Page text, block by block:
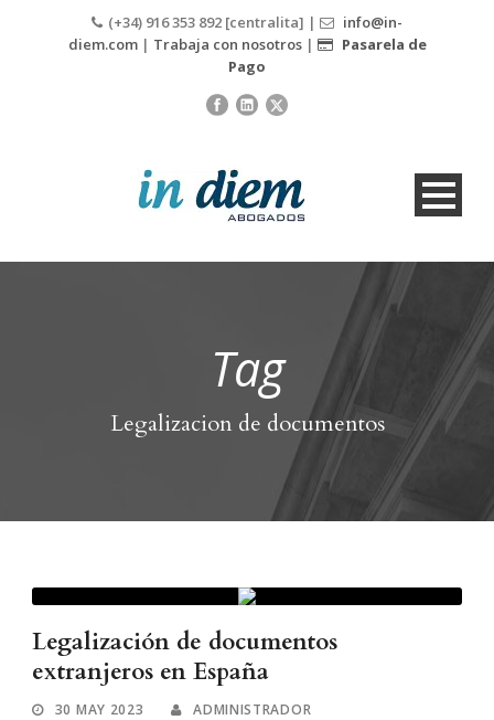
(+34) 916 353 892 [centralita] |
info@in-
diem.com| Trabaja con nosotros|
Pasarela de
Pago
Tag
Legalizacion de documentos
Legalización de documentos
extranjeros en España
30 MAY 2023 ADMINISTRADOR